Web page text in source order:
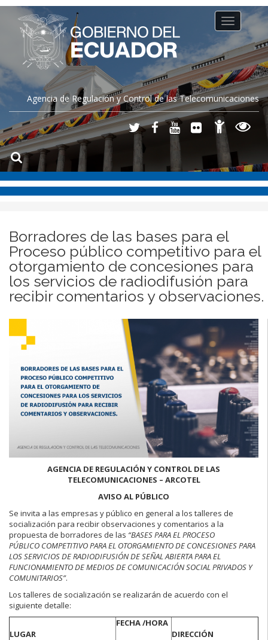
Agencia de Regulación y Control de las Telecomunicaciones
Toggle
navigation
Borradores de las bases para el
Proceso público competitivo para el
otorgamiento de concesiones para
los servicios de radiodifusión para
recibir comentarios y observaciones.
AGENCIA DE REGULACIÓN Y CONTROL DE LAS
TELECOMUNICACIONES – ARCOTEL
AVISO AL PÚBLICO
Se invita a las empresas y público en general a los talleres de
socialización para recibir observaciones y comentarios a la
propuesta de borradores de las “BASES PARA EL PROCESO
PÚBLICO COMPETITIVO PARA EL OTORGAMIENTO DE CONCESIONES PARA
LOS SERVICIOSDE RADIODIFUSIÓN DE SEÑAL ABIERTA PARA EL
FUNCIONAMIENTO DE MEDIOSDE COMUNICACIÓN SOCIAL PRIVADOS Y
COMUNITARIOS”.
Los talleres de socialización se realizarán de acuerdo con el
siguiente detalle:
LUGAR
FECHA /HORA
DIRECCIÓN